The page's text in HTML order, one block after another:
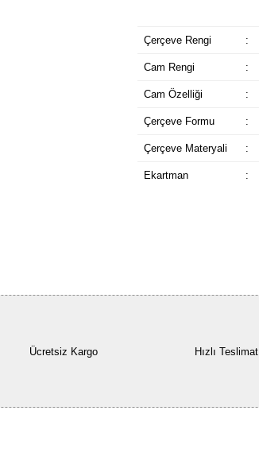
Çerçeve Rengi :
Cam Rengi :
Cam Özelliği :
Çerçeve Formu :
Çerçeve Materyali :
Ekartman :
Ücretsiz Kargo Hızlı Teslimat